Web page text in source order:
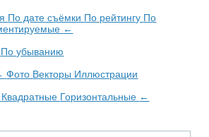
По дате съёмки По рейтингу По
←
По убыванию
Фото Векторы Иллюстрации
Квадратные Горизонтальные ←